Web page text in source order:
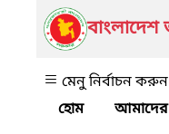
বাংলাদেশ
মেনু নির্বাচন করুন
আমাদের